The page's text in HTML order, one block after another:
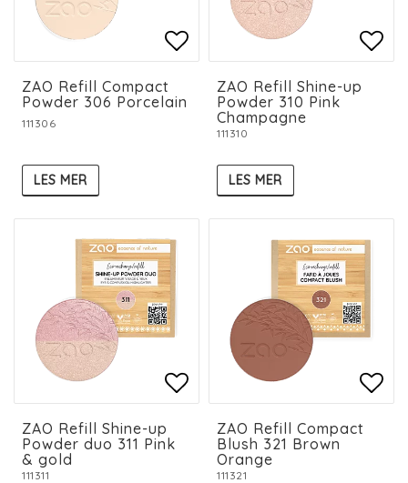
Add to list of
Add to list of
ZAO Refill Compact
Powder 306 Porcelain
111306
LES MER
ZAO Refill Shine-up
Powder 310 Pink
Champagne
111310
LES MER
Add to list of
Add to list of
ZAO Refill Shine-up
Powder duo 311 Pink
& gold
111311
ZAO Refill Compact
Blush 321 Brown
Orange
111321